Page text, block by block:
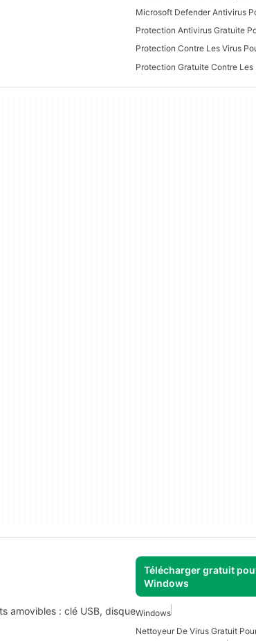
Télécharger gratuit
Windows
amovibles : clé USB, disqueWindows